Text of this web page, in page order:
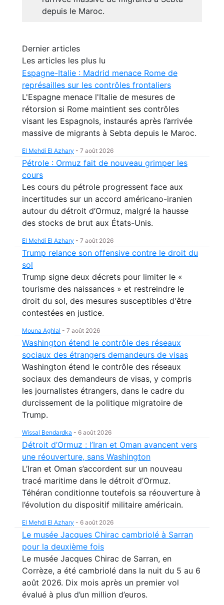
depuis le Maroc.
Dernier articles
Les articles les plus lu
Espagne-Italie : Madrid menace Rome de
représailles sur les contrôles frontaliers
L'Espagne menace l'Italie de mesures de
rétorsion si Rome maintient ses contrôles
visant les Espagnols, instaurés après l’arrivée
massive de migrants à Sebta depuis le Maroc.
El Mehdi El Azhary - 7 août 2026
Pétrole : Ormuz fait de nouveau grimper les
cours
Les cours du pétrole progressent face aux
incertitudes sur un accord américano-iranien
autour du détroit d’Ormuz, malgré la hausse
des stocks de brut aux États-Unis.
El Mehdi El Azhary - 7 août 2026
Trump relance son offensive contre le droit du
sol
Trump signe deux décrets pour limiter le «
tourisme des naissances » et restreindre le
droit du sol, des mesures susceptibles d'être
contestées en justice.
Mouna Aghlal - 7 août 2026
Washington étend le contrôle des réseaux
sociaux des étrangers demandeurs de visas
Washington étend le contrôle des réseaux
sociaux des demandeurs de visas, y compris
les journalistes étrangers, dans le cadre du
durcissement de la politique migratoire de
Trump.
Wissal Bendardka - 6 août 2026
Détroit d’Ormuz : l’Iran et Oman avancent vers
une réouverture, sans Washington
L’Iran et Oman s’accordent sur un nouveau
tracé maritime dans le détroit d’Ormuz.
Téhéran conditionne toutefois sa réouverture à
l’évolution du dispositif militaire américain.
El Mehdi El Azhary - 6 août 2026
Le musée Jacques Chirac cambriolé à Sarran
pour la deuxième fois
Le musée Jacques Chirac de Sarran, en
Corrèze, a été cambriolé dans la nuit du 5 au 6
août 2026. Dix mois après un premier vol
évalué à plus d’un million d’euros.